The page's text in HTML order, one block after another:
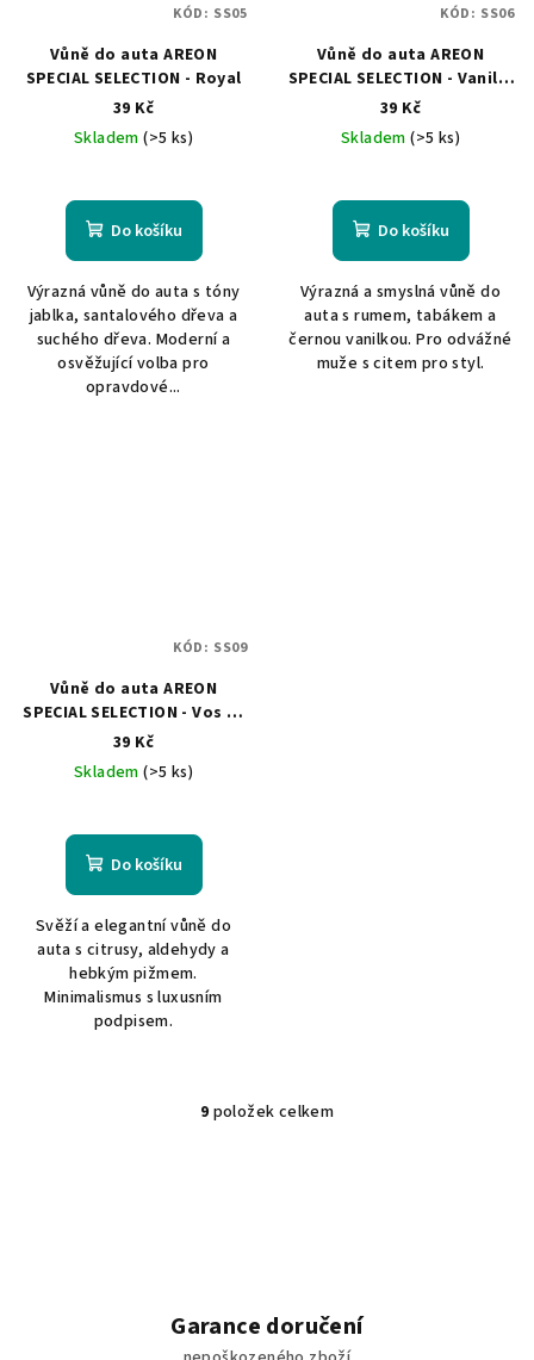
Vůně do auta AREON
SPECIAL SELECTION - Royal
39 Kč
Skladem(>5 ks)
Do košíku
Výrazná vůně do auta s tóny
jablka, santalového dřeva a
suchého dřeva. Moderní a
osvěžující volba pro
opravdové...
KÓD: SS05
Vůně do auta AREON
SPECIAL SELECTION - Vanille
Noire
39 Kč
Skladem(>5 ks)
Do košíku
Výrazná a smyslná vůně do
auta s rumem, tabákem a
černou vanilkou. Pro odvážné
muže s citem pro styl.
KÓD: SS06
Vůně do auta AREON
SPECIAL SELECTION - Vos Es
Me
39 Kč
Skladem(>5 ks)
Do košíku
Svěží a elegantní vůně do
auta s citrusy, aldehydy a
hebkým pižmem.
Minimalismus s luxusním
podpisem.
KÓD: SS09
O
í
p
9 položek celkem
Garance doručení